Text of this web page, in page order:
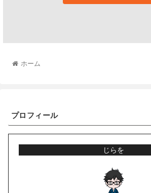
ホーム
プロフィール
じらを